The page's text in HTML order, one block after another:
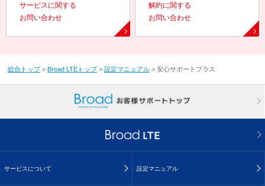
サービスに関する
お問い合わせ
解約に関する
お問い合わせ
総合トップ> Broad LTEトップ> 設定マニュアル > 安心サポートプラス
サービスについて 設定マニュアル